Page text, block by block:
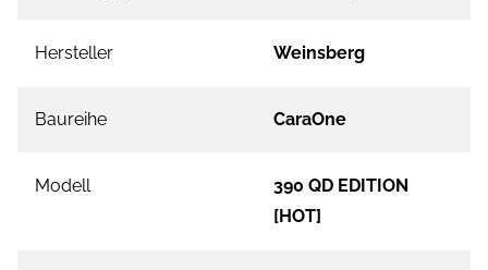
Hersteller Weinsberg
Baureihe CaraOne
Modell
390 QD EDITION
[HOT]